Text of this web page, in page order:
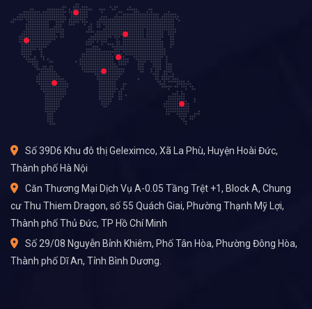
Số 39D6 Khu đô thị Geleximco, Xã La Phù, Huyện Hoài Đức,
Thành phố Hà Nội
Căn Thương Mại Dịch Vụ A-0.05 Tầng Trệt +1, Block A, Chung
cư Thu Thiem Dragon, số 55 Quách Giai, Phường Thạnh Mỹ Lợi,
Thành phố Thủ Đức, TP Hồ Chí Minh
Số 29/08 Nguyễn Bỉnh Khiêm, Phố Tân Hòa, Phường Đông Hòa,
Thành phố Dĩ An, Tỉnh Bình Dương.